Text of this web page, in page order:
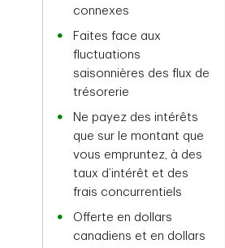
connexes
Faites face aux
fluctuations
saisonnières des flux de
trésorerie
Ne payez des intérêts
que sur le montant que
vous empruntez, à des
taux d’intérêt et des
frais concurrentiels
Offerte en dollars
canadiens et en dollars